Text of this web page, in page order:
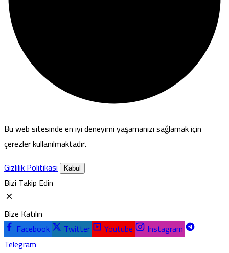
Bu web sitesinde en iyi deneyimi yaşamanızı sağlamak için
çerezler kullanılmaktadır.
Gizlilik Politikası
Kabul
Bizi Takip Edin
Bize Katılın
Facebook
Twitter Youtube
Instagram
Telegram